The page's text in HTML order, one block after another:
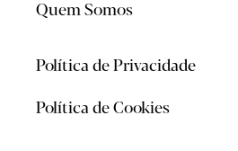
Quem Somos
Política de Privacidade
Política de Cookies